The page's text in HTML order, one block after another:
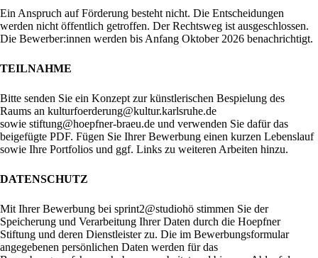
Ein Anspruch auf Förderung besteht nicht. Die Entscheidungen
werden nicht öffentlich getroffen. Der Rechtsweg ist ausgeschlossen.
Die Bewerber:innen werden bis Anfang Oktober 2026 benachrichtigt.
TEILNAHME
Bitte senden Sie ein Konzept zur künstlerischen Bespielung des
Raums an kulturfoerderung@kultur.karlsruhe.de
sowie stiftung@hoepfner-braeu.de und verwenden Sie dafür das
beigefügte PDF. Fügen Sie Ihrer Bewerbung einen kurzen Lebenslauf
sowie Ihre Portfolios und ggf. Links zu weiteren Arbeiten hinzu.
DATENSCHUTZ
Mit Ihrer Bewerbung bei sprint2@studiohö stimmen Sie der
Speicherung und Verarbeitung Ihrer Daten durch die Hoepfner
Stiftung und deren Dienstleister zu. Die im Bewerbungsformular
angegebenen persönlichen Daten werden für das